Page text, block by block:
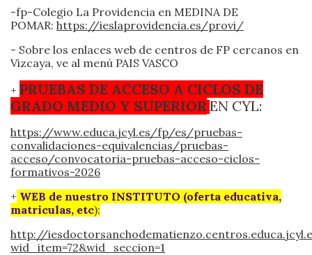
-fp-Colegio La Providencia en MEDINA DE
POMAR: https://ieslaprovidencia.es/provi/
- Sobre los enlaces web de centros de FP cercanos en
Vizcaya, ve al menú PAIS VASCO
+ PRUEBAS DE ACCESO A CICLOS DE
GRADO MEDIO Y SUPERIOR EN CYL:
https://www.educa.jcyl.es/fp/es/pruebas-
convalidaciones-equivalencias/pruebas-
acceso/convocatoria-pruebas-acceso-ciclos-
formativos-2026
+ WEB de nuestro INSTITUTO (oferta educativa,
matriculas, etc):
http://
wid_item=72&wid_seccion=1